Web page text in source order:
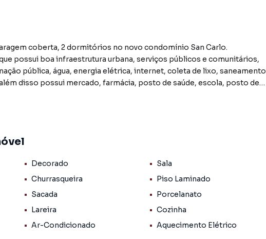
coberta, 2 dormitórios no novo condomínio San Carlo.
possui boa infraestrutura urbana, serviços públicos e comunitários,
pública, água, energia elétrica, internet, coleta de lixo, saneamento
disso possui mercado, farmácia, posto de saúde, escola, posto de
120 quilômetros a oeste da capital do estado, Porto
disso, a cidade pode oferecer algumas atrações turísticas e de
da topografia da área.
informações sobre Apartamento em Arroio do Meio? Entre em contato
(51) 3716-1914.
Decorado
Sala
Churrasqueira
Piso Laminado
Sacada
Porcelanato
Lareira
Cozinha
Ar-Condicionado Aquecimento Elétrico